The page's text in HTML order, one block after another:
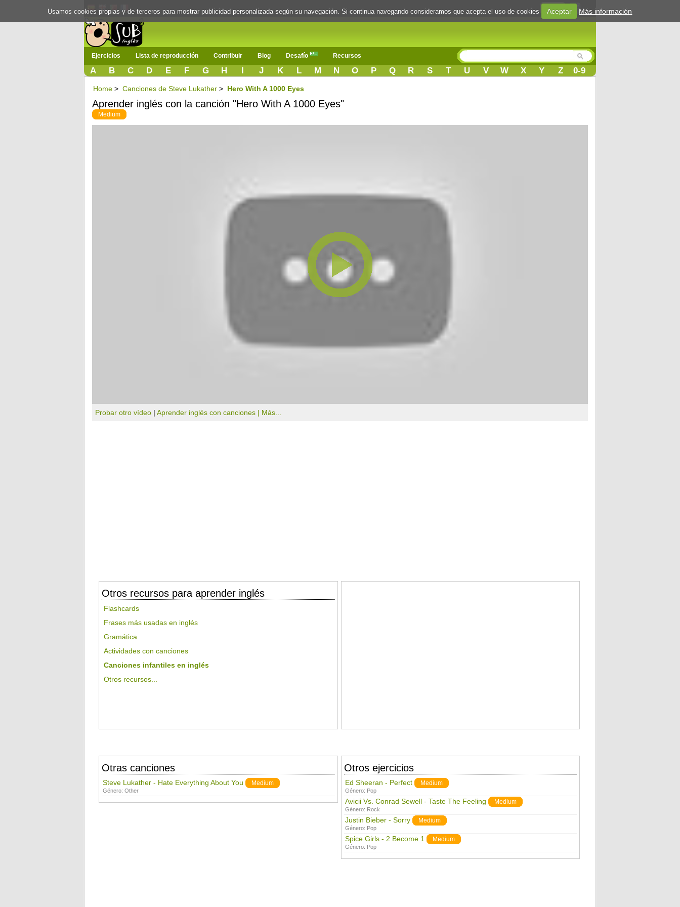
Login
Ejercicios Lista de reproducción Contribuir Blog Desafío Recursos
A B C D E F G H I J K L M N O P Q R S T U V W X Y Z 0-9
Home > Canciones de Steve Lukather > Hero With A 1000 Eyes
Aprender inglés con la canción "Hero With A 1000 Eyes"
Medium
Probar otro vídeo | Aprender inglés con canciones | Más...
Otros recursos para aprender inglés
Flashcards
Frases más usadas en inglés
Gramática
Actividades con canciones
Canciones infantiles en inglés
Otros recursos...
Otras canciones
Steve Lukather - Hate Everything About You Medium
Género: Other
Otros ejercicios
Ed Sheeran - Perfect Medium
Género: Pop
Avicii Vs. Conrad Sewell - Taste The Feeling Medium
Género: Rock
Justin Bieber - Sorry Medium
Género: Pop
Spice Girls - 2 Become 1 Medium
Género: Pop
Usamos cookies propias y de terceros para mostrar publicidad personalizada según su navegación. Si continua navegando consideramos que acepta el uso de cookies Aceptar Más información